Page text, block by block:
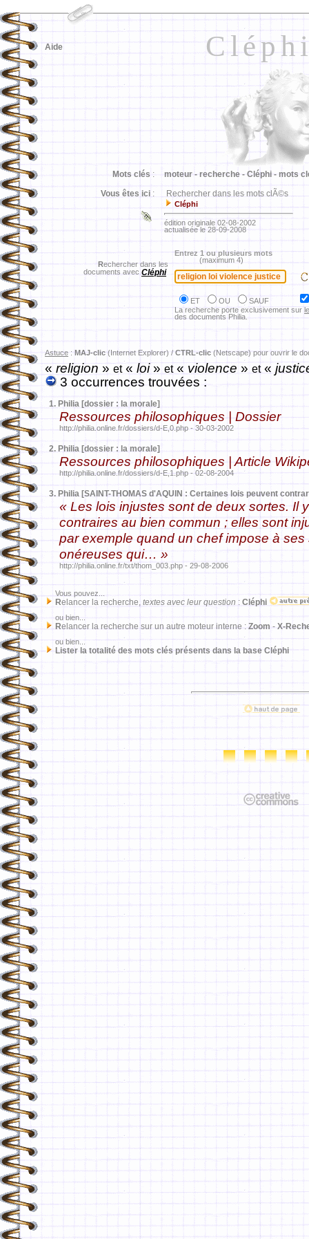
Aide
Mots clés : moteur - recherche - Cléphi - mots
Vous êtes ici : Rechercher dans les mots clÃ©s
Cléphi
édition originale 02-08-2002
actualisée le 28-09-2008
Rechercher dans les
documents avec Cléphi
Entrez 1 ou plusieurs mots
(maximum 4)
ET OU
SAUF
La recherche porte exclusivement sur
des documents Philia.
Astuce : MAJ-clic (Internet Explorer) / CTRL-clic (Netscape) pour ouvrir le
«religion» et« loi» et« violence » et«
3 occurrences trouvées :
1. Philia [dossier : la morale]
Ressources philosophiques | Dossier
http://philia.online.fr/dossiers/d-E,0.php - 30-03-2002
2. Philia [dossier : la morale]
Ressources philosophiques | Article
http://philia.online.fr/dossiers/d-E,1.php - 02-08-2004
3. Philia [SAINT-THOMAS d'AQUIN : Certaines lois peuvent
« Les lois injustes sont de deux sortes. Il
contraires au bien commun ; elles sont
par exemple quand un chef impose à
onéreuses qui… »
http://philia.online.fr/txt/thom_003.php - 29-08-2006
Vous pouvez...
Relancer la recherche, textes avec leur question : Cléphi
ou bien...
Relancer la recherche sur un autre moteur interne : Zoom - X-
ou bien...
Lister la totalité des mots clés présents dans la base Cléphi